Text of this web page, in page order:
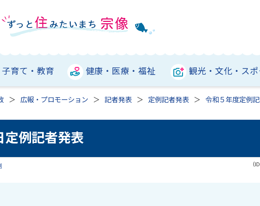
子育て・教育 健康・医療・福祉 観光・文化・ス
広報・プロモーション 記者発表 定例記者発表 令和５年度定例
定例記者発表
（